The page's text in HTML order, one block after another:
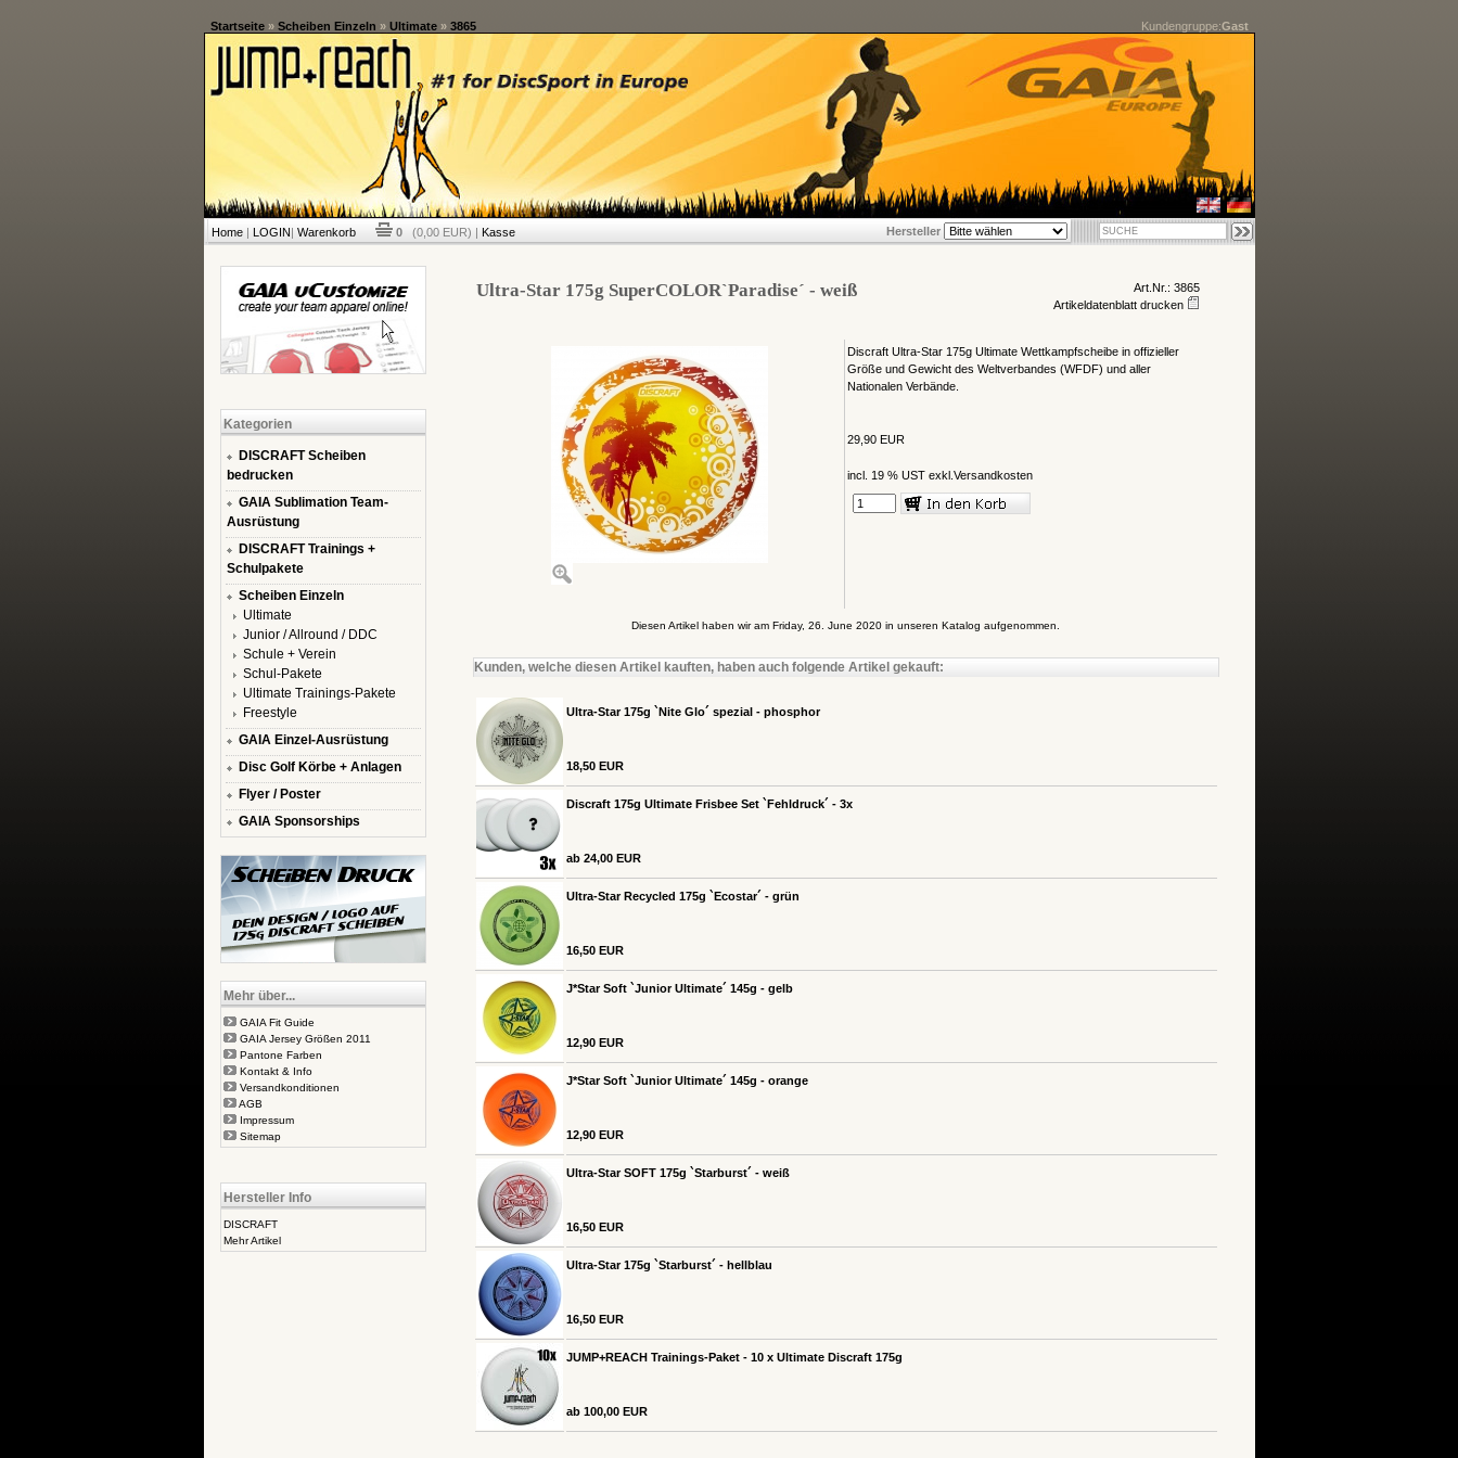
Startseite» Scheiben Einzeln » Ultimate» 3865 Kundengruppe:Gast
Home| LOGIN| Warenkorb 0 (0,00 EUR) | Kasse Hersteller
Kategorien
DISCRAFT Scheiben
bedrucken
GAIA Sublimation Team-
Ausrüstung
DISCRAFT Trainings +
Schulpakete
Scheiben Einzeln
Ultimate
Junior / Allround / DDC
Schule + Verein
Schul-Pakete
Ultimate Trainings-Pakete
Freestyle
GAIA Einzel-Ausrüstung
Disc Golf Körbe + Anlagen
Flyer / Poster
GAIA Sponsorships
Mehr über...
GAIA Fit Guide
GAIA Jersey Größen 2011
Pantone Farben
Kontakt & Info
Versandkonditionen
AGB
Impressum
Sitemap
Hersteller Info
DISCRAFT
Mehr Artikel
Ultra-Star 175g SuperCOLOR`Paradise´ - weiß
Art.Nr.: 3865
Artikeldatenblatt drucken
Discraft Ultra-Star 175g Ultimate Wettkampfscheibe in offizieller
Größe und Gewicht des Weltverbandes (WFDF) und aller
Nationalen Verbände.
29,90 EUR
incl. 19 % UST exkl. Versandkosten
Diesen Artikel haben wir am Friday, 26. June 2020 in unseren Katalog aufgenommen.
Kunden, welche diesen Artikel kauften, haben auch folgende Artikel gekauft:
Ultra-Star 175g `Nite Glo´ spezial - phosphor
18,50 EUR
Discraft 175g Ultimate Frisbee Set `Fehldruck´ - 3x
ab 24,00 EUR
Ultra-Star Recycled 175g `Ecostar´ - grün
16,50 EUR
J*Star Soft `Junior Ultimate´ 145g - gelb
12,90 EUR
J*Star Soft `Junior Ultimate´ 145g - orange
12,90 EUR
Ultra-Star SOFT 175g `Starburst´ - weiß
16,50 EUR
Ultra-Star 175g `Starburst´ - hellblau
16,50 EUR
JUMP+REACH Trainings-Paket - 10 x Ultimate Discraft 175g
ab 100,00 EUR